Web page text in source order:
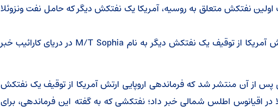
نفتکش متعلق به روسیه، آمریکا یک نفتکش دیگر که حامل نفت ونزوئلا
فرماندهی جنوبی ارتش آمریکا از توقیف یک نفتکش دیگر به نام M/T Sophia در دریای کارائیب خبر
از آن منتشر شد که فرماندهی اروپایی ارتش آمریکا از توقیف یک نفتکش
در اقیانوس اطلس شمالی خبر داد؛ نفتکشی که به گفته این فرماندهی، برای